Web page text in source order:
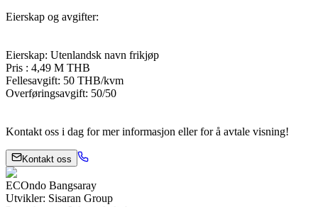
Eierskap og avgifter:
Eierskap: Utenlandsk navn frikjøp
Pris : 4,49 M THB
Fellesavgift: 50 THB/kvm
Overføringsavgift: 50/50
Kontakt oss i dag for mer informasjon eller for å avtale visning!
Kontakt oss
ECOndo Bangsaray
Utvikler: Sisaran Group